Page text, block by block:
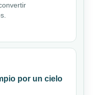
por un cielo